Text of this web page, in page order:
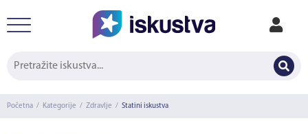
Početna / Kategorije / Zdravlje / Statini iskustva